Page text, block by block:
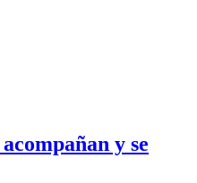
y se